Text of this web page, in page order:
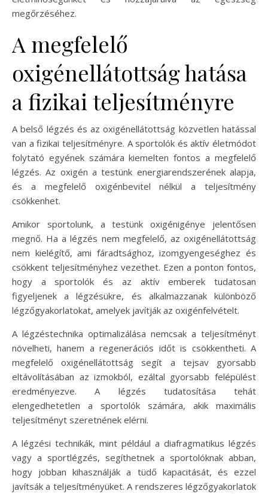
megőrzéséhez.
A megfelelő
oxigénellátottság hatása
a fizikai teljesítményre
A belső légzés és az oxigénellátottság közvetlen hatással
van a fizikai teljesítményre. A sportolók és aktív életmódot
folytató egyének számára kiemelten fontos a megfelelő
légzés. Az oxigén a testünk energiarendszerének alapja,
és a megfelelő oxigénbevitel nélkül a teljesítmény
csökkenhet.
Amikor sportolunk, a testünk oxigénigénye jelentősen
megnő. Ha a légzés nem megfelelő, az oxigénellátottság
nem kielégítő, ami fáradtsághoz, izomgyengeséghez és
csökkent teljesítményhez vezethet. Ezen a ponton fontos,
hogy a sportolók és az aktív emberek tudatosan
figyeljenek a légzésükre, és alkalmazzanak különböző
légzőgyakorlatokat, amelyek javítják az oxigénfelvételt.
A légzéstechnika optimalizálása nemcsak a teljesítményt
növelheti, hanem a regenerációs időt is csökkentheti. A
megfelelő oxigénellátottság segít a tejsav gyorsabb
eltávolításában az izmokból, ezáltal gyorsabb felépülést
eredményezve. A légzés tudatosítása tehát
elengedhetetlen a sportolók számára, akik maximális
teljesítményt szeretnének elérni.
A légzési technikák, mint például a diafragmatikus légzés
vagy a sportlégzés, segíthetnek a sportolóknak abban,
hogy jobban kihasználják a tüdő kapacitását, és ezzel
javítsák a teljesítményüket. A rendszeres légzőgyakorlatok